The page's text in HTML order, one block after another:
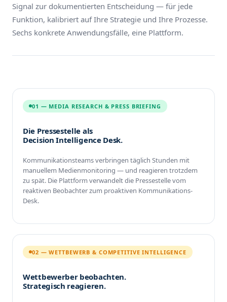
Signal zur dokumentierten Entscheidung — für jede
Funktion, kalibriert auf Ihre Strategie und Ihre Prozesse.
Sechs konkrete Anwendungsfälle, eine Plattform.
01 — MEDIA RESEARCH & PRESS BRIEFING
Die Pressestelle als
Decision Intelligence Desk.
Kommunikationsteams verbringen täglich Stunden mit
manuellem Medienmonitoring — und reagieren trotzdem
zu spät. Die Plattform verwandelt die Pressestelle vom
reaktiven Beobachter zum proaktiven Kommunikations-
Desk.
02 — WETTBEWERB & COMPETITIVE INTELLIGENCE
Wettbewerber beobachten.
Strategisch reagieren.